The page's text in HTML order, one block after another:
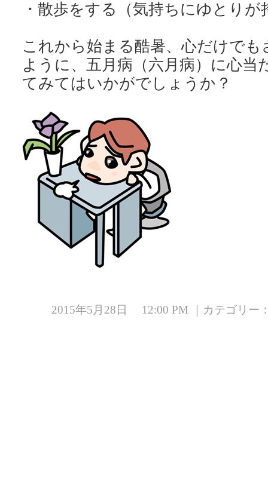
・散歩をする（気持ちにゆとりが
これから始まる酷暑、心だけで
ように、五月病（六月病）に心当
てみてはいかがでしょうか？
2015年5月28日 12:00 PM ｜カテゴリー